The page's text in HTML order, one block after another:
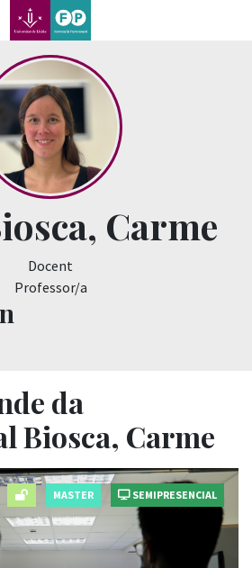
Carme
Docent
Professor/a
da
Biosca, Carme
MASTER SEMIPRESENCIAL